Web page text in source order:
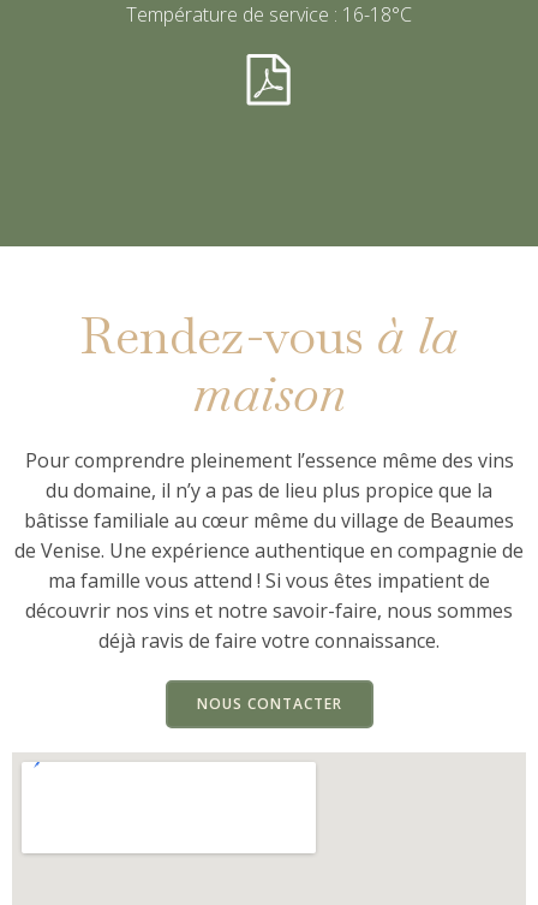
Température de service : 16-18°C
Rendez-vous à la
maison
Pour comprendre pleinement l’essence même des vins
du domaine, il n’y a pas de lieu plus propice que la
bâtisse familiale au cœur même du village de Beaumes
de Venise. Une expérience authentique en compagnie de
ma famille vous attend ! Si vous êtes impatient de
découvrir nos vins et notre savoir-faire, nous sommes
déjà ravis de faire votre connaissance.
NOUS CONTACTER